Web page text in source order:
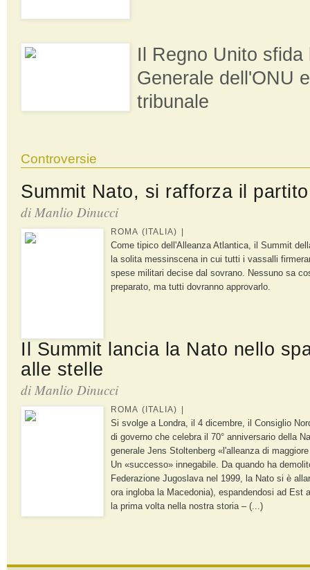
Il Regno Unito sfida
Generale dell'ONU
tribunale
Controversie
Summit Nato, si rafforza il
di Manlio Dinucci
ROMA (ITALIA) |
Come tipico dell'Alleanza Atlantica, il Summit
la solita messinscena in cui tutti i vassalli
spese militari decise dal sovrano. Nessuno sa
preparato, ma tutti dovranno approvarlo.
Il Summit lancia la Nato nello
alle stelle
di Manlio Dinucci
ROMA (ITALIA) |
Si svolge a Londra, il 4 dicembre, il Consiglio
di governo che celebra il 70° anniversario della
generale Jens Stoltenberg «l'alleanza di
Un «successo» innegabile. Da quando ha
Federazione Jugoslava nel 1999, la Nato si è
ora ingloba la Macedonia), espandendosi ad Est
la prima volta nella nostra storia – (...)